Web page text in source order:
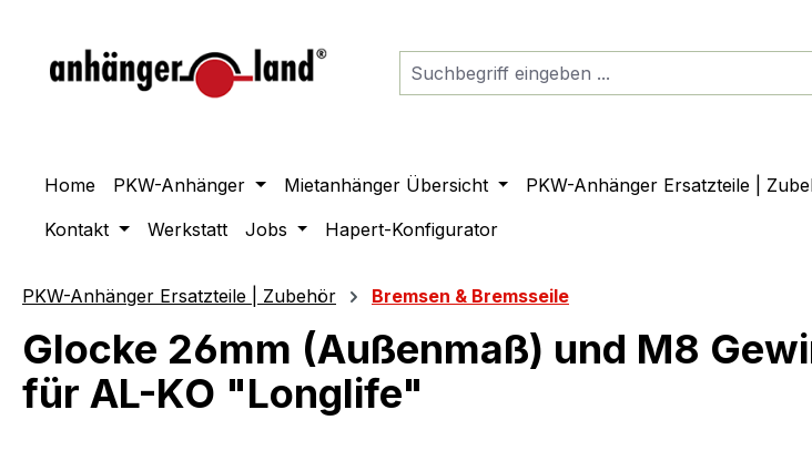
Home PKW-Anhänger Mietanhänger Übersicht PKW-Anhänger Ersatzteile |
Kontakt
Werkstatt Jobs Hapert-Konfigurator
PKW-Anhänger Ersatzteile | Zubehör Bremsen & Bremsseile
Glocke 26mm (Außenmaß) und M8
für AL-KO "Longlife"